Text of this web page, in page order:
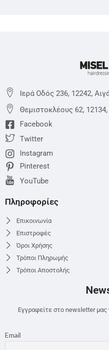
Ιερά Οδός 236, 12242,
Θεμιστoκλέους 62,
Facebook
Twitter
Instagram
Pinterest
YouTube
Πληροφορίες
Επικοινωνία
Επιστροφές
Όροι Χρήσης
Τρόποι Πληρωμής
Τρόποι Αποστολής
Εγγραφείτε στο newsletter μας
Email